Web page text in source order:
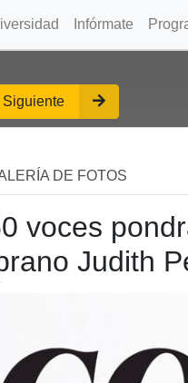
Infórmate
Siguiente
DE FOTOS
voces
Judith